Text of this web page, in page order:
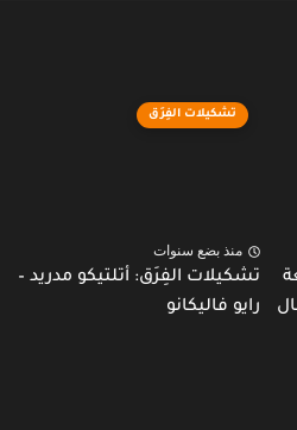
تشكيلات الفِرَق
منذ بضع سنوات
تشكيلات الفِرَق: أتلتيكو مدريد –
رايو فاليكانو